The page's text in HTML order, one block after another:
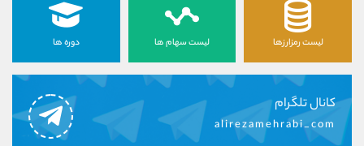
لیست رمزارزها لیست سهام ها دوره ها
کانال تلگرام
alirezamehrabi_com